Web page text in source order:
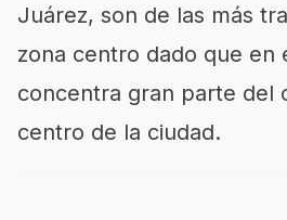
Juárez, son de las más
zona centro dado que en
concentra gran parte del
centro de la ciudad.